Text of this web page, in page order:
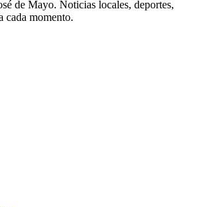
de Mayo. Noticias locales, deportes,
cada momento.